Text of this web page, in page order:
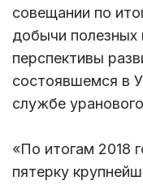
совещании по
добычи полезных
перспективы
состоявшемся в
службе
«По итогам 2018
пятерку